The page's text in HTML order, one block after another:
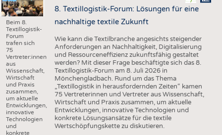
Beim 8.
Textillogistik-
Forum
trafen sich
75
Vertreter:innen
aus
Wissenschaft,
Wirtschaft
und Praxis
zusammen,
um aktuelle
Entwicklungen,
innovative
Technologien
und
konkrete
8. Textillogistik-Forum: Lösungen für eine
nachhaltige textile Zukunft
Wie kann die Textilbranche angesichts steigender
Anforderungen an Nachhaltigkeit, Digitalisierung
und Ressourceneffizienz zukunftsfähig gestaltet
werden? Mit dieser Frage beschäftigte sich das 8.
Textillogistik-Forum am 8. Juli 2026 in
Mönchengladbach. Rund um das Thema
„Textillogistik in herausfordernden Zeiten“ kamen
75 Vertreterinnen und Vertreter aus Wissenschaft,
Wirtschaft und Praxis zusammen, um aktuelle
Entwicklungen, innovative Technologien und
konkrete Lösungsansätze für die textile
Wertschöpfungskette zu diskutieren.